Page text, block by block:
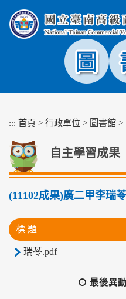
塊
::: 首頁 > 行政單位 > 圖書館 >
自主學習成果
(11102成果)廣二甲李瑞苓
標 題
瑞苓.pdf
最後異